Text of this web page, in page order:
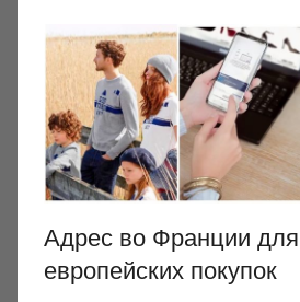
Адрес во Франции
европейских покупок